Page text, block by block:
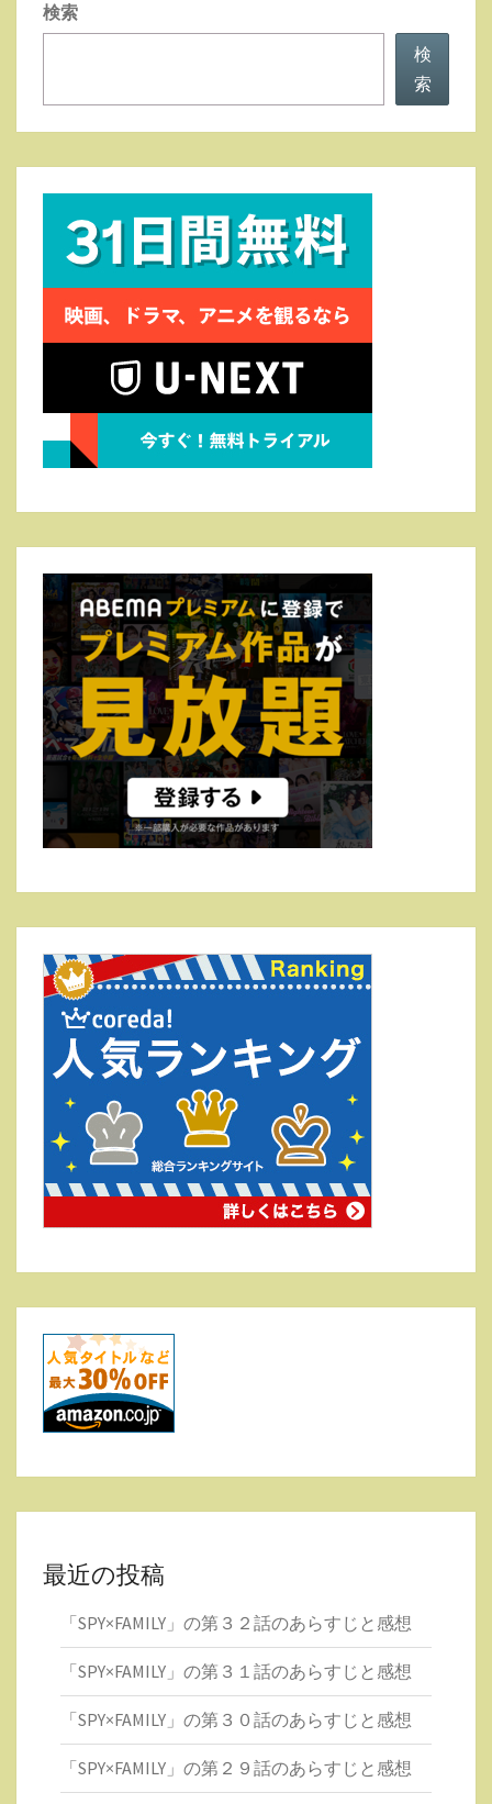
検索
検
索
最近の投稿
「SPY×FAMILY」の第３２話のあらすじと感想
「SPY×FAMILY」の第３１話のあらすじと感想
「SPY×FAMILY」の第３０話のあらすじと感想
「SPY×FAMILY」の第２９話のあらすじと感想